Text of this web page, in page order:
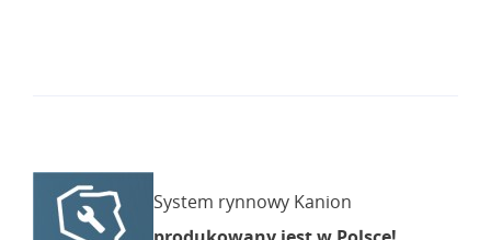
System rynnowy Kanion